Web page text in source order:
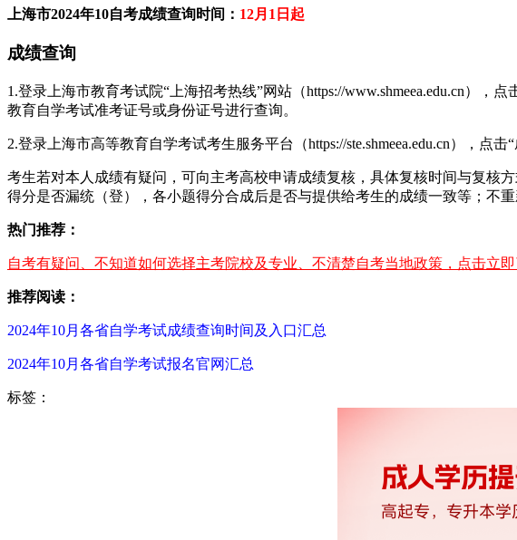
上海市2024年10自考成绩查询时间 ： 12月1日起
成绩查询
1.登录上海市教育考试院“上海招考热线”网站（https://www.shmeea.edu.cn）
教育自学考试准考证号或身份证号进行查询。
2.登录上海市高等教育自学考试考生服务平台（https://ste.shmeea.edu.cn），点
考生若对本人成绩有疑问，可向主考高校申请成绩复核，具体复核时间与复核
得分是否漏统（登），各小题得分合成后是否与提供给考生的成绩一致等；不重
热门推荐：
自考有疑问、不知道如何选择主考院校及专业、不清楚自考当地政策，点击立
推荐阅读：
2024年10月各省自学考试成绩查询时间及入口汇总
2024年10月各省自学考试报名官网汇总
标签：